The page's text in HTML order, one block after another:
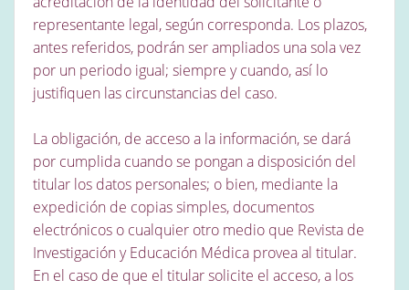
representante legal, según corresponda. Los plazos,
antes referidos, podrán ser ampliados una sola vez
por un periodo igual; siempre y cuando, así lo
justifiquen las circunstancias del caso.
La obligación, de acceso a la información, se dará
por cumplida cuando se pongan a disposición del
titular los datos personales; o bien, mediante la
expedición de copias simples, documentos
electrónicos o cualquier otro medio que Revista de
Investigación y Educación Médica provea al titular.
En el caso de que el titular solicite el acceso, a los